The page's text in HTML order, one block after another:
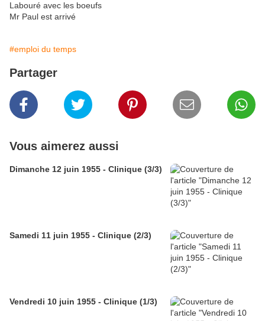
Labouré avec les boeufs
Mr Paul est arrivé
#emploi du temps
Partager
Vous aimerez aussi
Dimanche 12 juin 1955 - Clinique (3/3)
Samedi 11 juin 1955 - Clinique (2/3)
Vendredi 10 juin 1955 - Clinique (1/3)